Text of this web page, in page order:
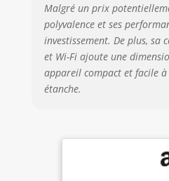
Malgré un prix
polyvalence et ses
investissement. De plus, sa
et Wi-Fi ajoute une
appareil compact et facile
étanche.